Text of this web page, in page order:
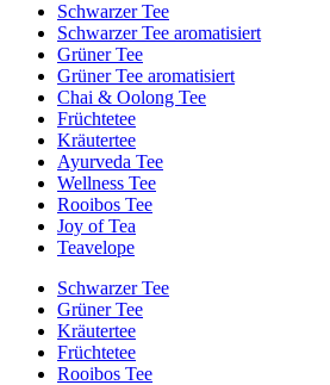
Schwarzer Tee
Schwarzer Tee aromatisiert
Grüner Tee
Grüner Tee aromatisiert
Chai & Oolong Tee
Früchtetee
Kräutertee
Ayurveda Tee
Wellness Tee
Rooibos Tee
Joy of Tea
Teavelope
Schwarzer Tee
Grüner Tee
Kräutertee
Früchtetee
Rooibos Tee